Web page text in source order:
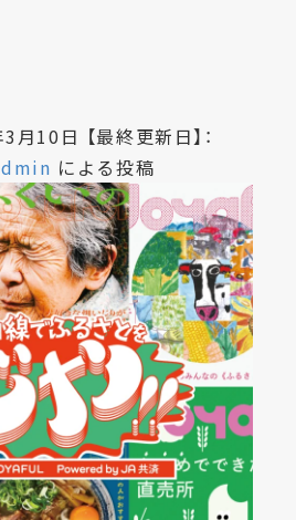
月10日 【最終更新日】：
による投稿